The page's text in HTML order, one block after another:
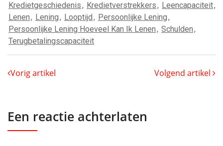
Kredietgeschiedenis, Kredietverstrekkers, Leencapaciteit,
Lenen, Lening, Looptijd, Persoonlijke Lening,
Persoonlijke Lening Hoeveel Kan Ik Lenen, Schulden,
Terugbetalingscapaciteit
Vorig artikel Volgend artikel
Een reactie achterlaten